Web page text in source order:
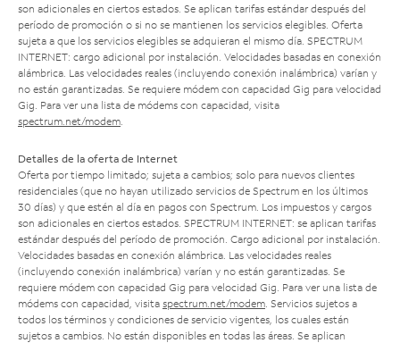
son adicionales en ciertos estados. Se aplican tarifas estándar después del
período de promoción o si no se mantienen los servicios elegibles. Oferta
sujeta a que los servicios elegibles se adquieran el mismo día. SPECTRUM
INTERNET: cargo adicional por instalación. Velocidades basadas en conexión
alámbrica. Las velocidades reales (incluyendo conexión inalámbrica) varían y
no están garantizadas. Se requiere módem con capacidad Gig para velocidad
Gig. Para ver una lista de módems con capacidad, visita
spectrum.net/modem
Detalles de la oferta de Internet
Oferta por tiempo limitado; sujeta a cambios; solo para nuevos clientes
residenciales (que no hayan utilizado servicios de Spectrum en los últimos
30 días) y que estén al día en pagos con Spectrum. Los impuestos y cargos
son adicionales en ciertos estados. SPECTRUM INTERNET: se aplican tarifas
estándar después del período de promoción. Cargo adicional por instalación.
Velocidades basadas en conexión alámbrica. Las velocidades reales
(incluyendo conexión inalámbrica) varían y no están garantizadas. Se
requiere módem con capacidad Gig para velocidad Gig. Para ver una lista de
módems con capacidad, visita spectrum.net/modem . Servicios sujetos a
todos los términos y condiciones de servicio vigentes, los cuales están
sujetos a cambios. No están disponibles en todas las áreas. Se aplican